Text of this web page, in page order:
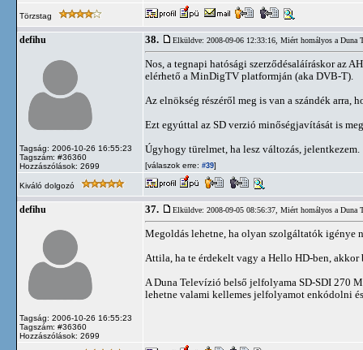
Törzstag
defihu
Tagság: 2006-10-26 16:55:23
Tagszám: #36360
Hozzászólások: 2699
38. Elküldve: 2008-09-06 12:33:16, Miért homályos a Duna
Nos, a tegnapi hatósági szerződésaláíráskor az
elérhető a MinDigTV platformján (aka DVB-T).
Az elnökség részéről meg is van a szándék arra,
Ezt egyúttal az SD verzió minőségjavítását is
Úgyhogy türelmet, ha lesz változás, jelentkezem.
[válaszok erre: #39]
Kiváló dolgozó
defihu
Tagság: 2006-10-26 16:55:23
Tagszám: #36360
Hozzászólások: 2699
37. Elküldve: 2008-09-05 08:56:37, Miért homályos a Duna
Megoldás lehetne, ha olyan szolgáltatók igénye
Attila, ha te érdekelt vagy a Hello HD-ben, akkor
A Duna Televízió belső jelfolyama SD-SDI 270
lehetne valami kellemes jelfolyamot enkódolni